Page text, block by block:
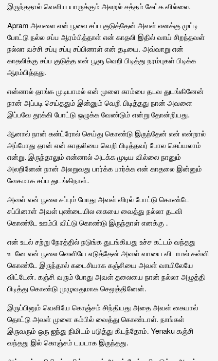
இருந்ததால் வெளிய யாருக்கும் அலறல் சத்தம் கேட்க வில்லை.
Apram அவளை என் பூலை சப்ப குடுத்தேன் அவள் எனக்கு முட்டி
போட்டு நல்ல சப்ப ஆரம்பித்தாள் என் காதலி இதில் வாய் சிறந்தவள்
நல்லா வச்சி சப்பு சப்பு சப்பினாள் என் தடியை. அவ்வாறு என்
காதலிக்கு சப்ப குடுத்த என் பூளு வெறி பிடித்து நரம்புகள் பிடிக்க
ஆரம்பித்தது.
என்னால் தாங்க முடியாமல் என் முளை காம்பை தடவ துடங்கினேன்
நான் அப்படி செய்ததும் இன்னும் வெறி பிடித்தது நான் அவளை
இப்பவே தூக்கி போட்டு ஒழுக்க வேண்டும் என்று தோன்றியது.
ஆனால் நான் கன்ட்ரோல் செய்து கொண்டு இருந்தேன் என் என்றால்
அப்போது தான் என் காதலியை வெறி பிடித்தவர் போல செய்யலாம்
என்று. இருந்தாலும் என்னால் அடக்க முடிய வில்லை நானும்
அலறினேன் நான் அலறுவது பார்க்க பார்க்க என் காதலை இன்னும்
வேகமாக சப்ப துடங்கிநாள்.
அவள் என் பூலை சப்பும் போது அவள் விரல் போட்டு கொண்டே
சப்பினாள் அவள் புண்டையில கையை வைத்து நல்லா தடவி
கொண்டே ஊம்பி விட்டு கொண்டு இருந்தாள் எனக்கு .
என் உடல் சற்று நேரத்தில் நடுங்க துடங்கியது உச்ச கட்டம் வந்தது
உடனே என் பூலை வெளியே எடுத்தேன் அவள் வாயை விடாமல் கவ்வி
கொண்டே இருந்தால் கடைசியாக கஞ்சியை அவள் வாயிலேயே
விட்டேன். கஞ்சி வரும் போது அவள் தலையை நான் நல்லா அழுத்தி
பிடித்து கொண்டு முழுவதுமாக செலுத்தினேன்.
இருப்பினும் வெளியே கொஞ்சம் சிந்தியது அதை அவள் கையால்
தொட்டு அவள் முளை கம்பில் வைத்து கொண்டாள். நாங்கள்
இருவரும் ஒரு ஐந்து நிமிடம் படுத்து கிடந்தோம். Yenaku கஞ்சி
வந்தது இல் கொஞ்சம் டயடாக இருந்தது.